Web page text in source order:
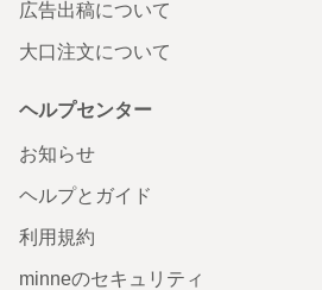
広告出稿について
大口注文について
ヘルプセンター
お知らせ
ヘルプとガイド
利用規約
minneのセキュリティ